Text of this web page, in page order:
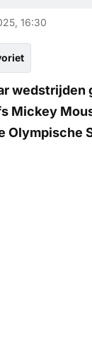
16:30
Mickey
Olympische